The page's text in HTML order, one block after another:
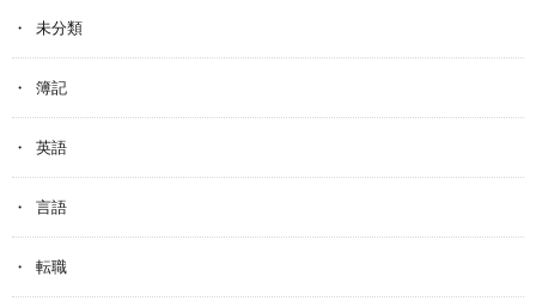
未分類
簿記
英語
言語
転職